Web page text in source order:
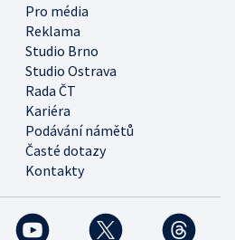
Pro média
Reklama
Studio Brno
Studio Ostrava
Rada ČT
Kariéra
Podávání námětů
Časté dotazy
Kontakty